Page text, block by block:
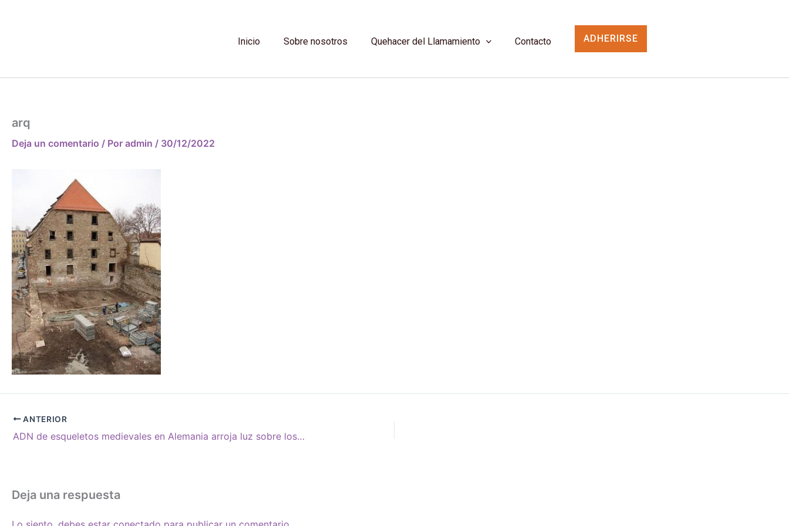
Inicio Sobre nosotros Quehacer del Llamamiento Contacto ADHERIRSE
arq
Deja un comentario / Por admin / 30/12/2022
ANTERIOR
ADN de esqueletos medievales en Alemania arroja luz sobre los orígenes de los judíos asquenazíes
Deja una respuesta